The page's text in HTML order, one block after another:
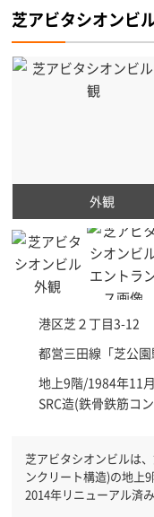
芝アビタシオンビ
外観
港区芝２丁目3-12
都営三田線「芝公園
地上9階/1984年11月
SRC造(鉄骨鉄筋コ
芝アビタシオンビルは
ンクリート構造)の地上9階建
2014年リニューアル済